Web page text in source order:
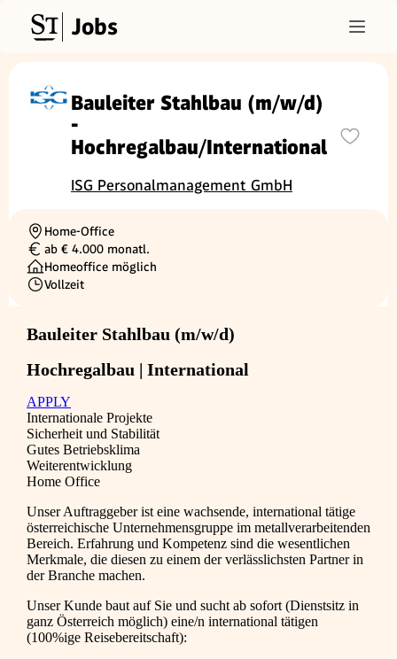
Jobs
Bauleiter Stahlbau (m/w/d)
-
Hochregalbau/International
ISG Personalmanagement GmbH
Ortschaft
Home-Office
Gehalt
ab € 4.000 monatl.
Homeoffice möglich
Beschäftigungsart
Vollzeit
Bauleiter Stahlbau (m/w/d)
Hochregalbau | International
APPLY
Internationale Projekte
Sicherheit und Stabilität
Gutes Betriebsklima
Weiterentwicklung
Home Office
Unser Auftraggeber ist eine wachsende, international tätige
österreichische Unternehmensgruppe im metallverarbeitenden
Bereich. Erfahrung und Kompetenz sind die wesentlichen
Merkmale, die diesen zu einem der verlässlichsten Partner in
der Branche machen.
Unser Kunde baut auf Sie und sucht ab sofort (Dienstsitz in
ganz Österreich möglich) eine/n international tätigen
(100%ige Reisebereitschaft):